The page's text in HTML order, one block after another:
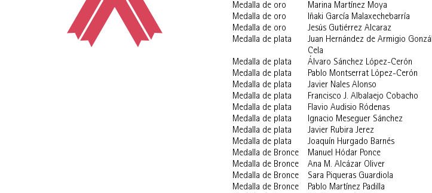
Medalla de oro
Marina Martínez Moya
Medalla de oro
Iñaki García Malaxechebarría
Medalla de oro
Jesús Gutiérrez Alcaraz
Medalla de plata
Juan Hernández de Armigio
Cela
Medalla de plata Álvaro Sánchez López-Cerón
Medalla de plata
Pablo Montserrat López-Cerón
Medalla de plata
Javier Nales Alonso
Medalla de plata
Francisco J. Albalaejo Cobacho
Medalla de plata
Flavio Audisio Ródenas
Medalla de plata
Ignacio Meseguer Sánchez
Medalla de plata
Javier Rubira Jerez
Medalla de plata
Joaquín Hurgado Barnés
Medalla de Bronce
Manuel Hódar Ponce
Medalla de Bronce
Ana M. Alcázar Oliver
Medalla de Bronce
Sara Piqueras Guardiola
Medalla de Bronce
Pablo Martínez Padilla